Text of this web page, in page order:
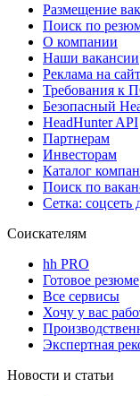
Размещение
Поиск по
О компании
Наши вакансии
Реклама на
Требования к
Безопасный
HeadHunter API
Партнерам
Инвесторам
Каталог
Поиск по
Сетка: соцсеть
Соискателям
hh PRO
Готовое резюме
Все сервисы
Хочу у вас
Экспертная
Новости и статьи